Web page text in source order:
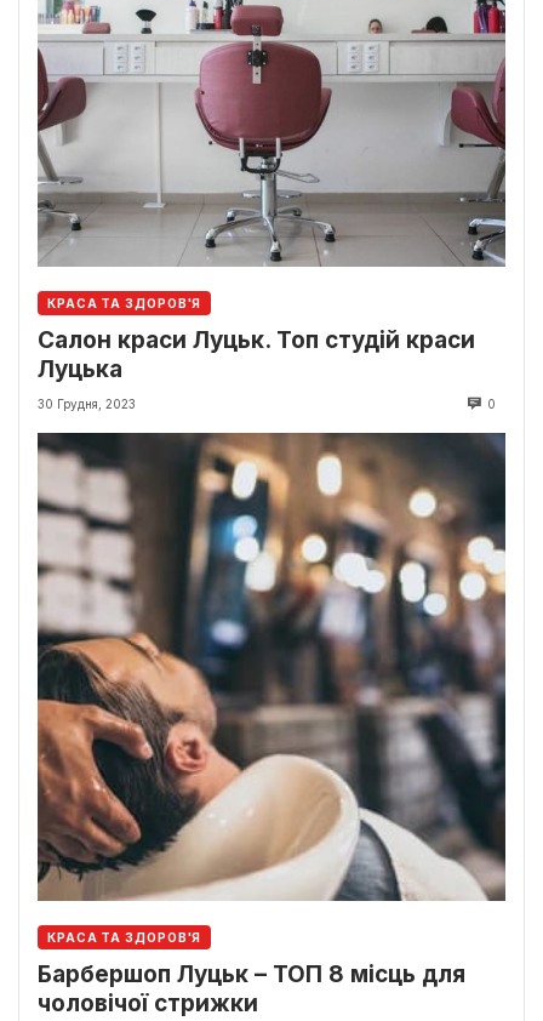
КРАСА ТА ЗДОРОВ'Я
Салон краси Луцьк. Топ студій краси
Луцька
30 Грудня, 2023 0
КРАСА ТА ЗДОРОВ'Я
Барбершоп Луцьк – ТОП 8 місць для
чоловічої стрижки